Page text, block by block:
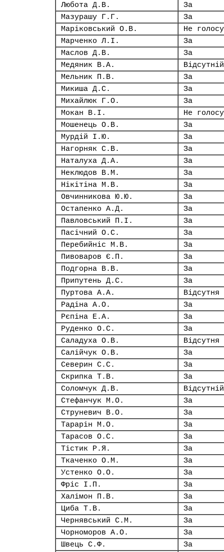
Любота Д.В.
За
Мазурашу Г.Г.
За
Маріковський О.В.
Не
Марченко Л.І.
За
Маслов Д.В.
За
Медяник В.А.
Відсутній
Мельник П.В.
За
Микиша Д.С.
За
Михайлюк Г.О.
За
Мокан В.І.
Не
Мошенець О.В.
За
Мурдій І.Ю.
За
Нагорняк С.В.
За
Наталуха Д.А.
За
Неклюдов В.М.
За
Нікітіна М.В.
За
Овчинникова Ю.Ю.
За
Остапенко А.Д.
За
Павловський П.І.
За
Пасічний О.С.
За
Перебийніс М.В.
За
Пивоваров Є.П.
За
Подгорна В.В.
За
Припутень Д.С.
За
Пуртова А.А.
Відсутня
Радіна А.О.
За
Рєпіна Е.А.
За
Руденко О.С.
За
Саладуха О.В.
Відсутня
Салійчук О.В.
За
Северин С.С.
За
Скрипка Т.В.
За
Соломчук Д.В.
Відсутній
Стефанчук М.О.
За
Струневич В.О.
За
Тарарін М.О.
За
Тарасов О.С.
За
Тістик Р.Я.
За
Ткаченко О.М.
За
Устенко О.О.
За
Фріс І.П.
За
Халімон П.В.
За
Циба Т.В.
За
Чернявський С.М.
За
Чорноморов А.О.
За
Швець С.Ф.
За